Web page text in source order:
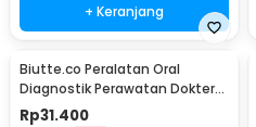
+ Keranjang
Biutte.co Peralatan Oral
Diagnostik Perawatan Dokter
Gigi Dental 5in1 - 7CKQ01
Rp31.400